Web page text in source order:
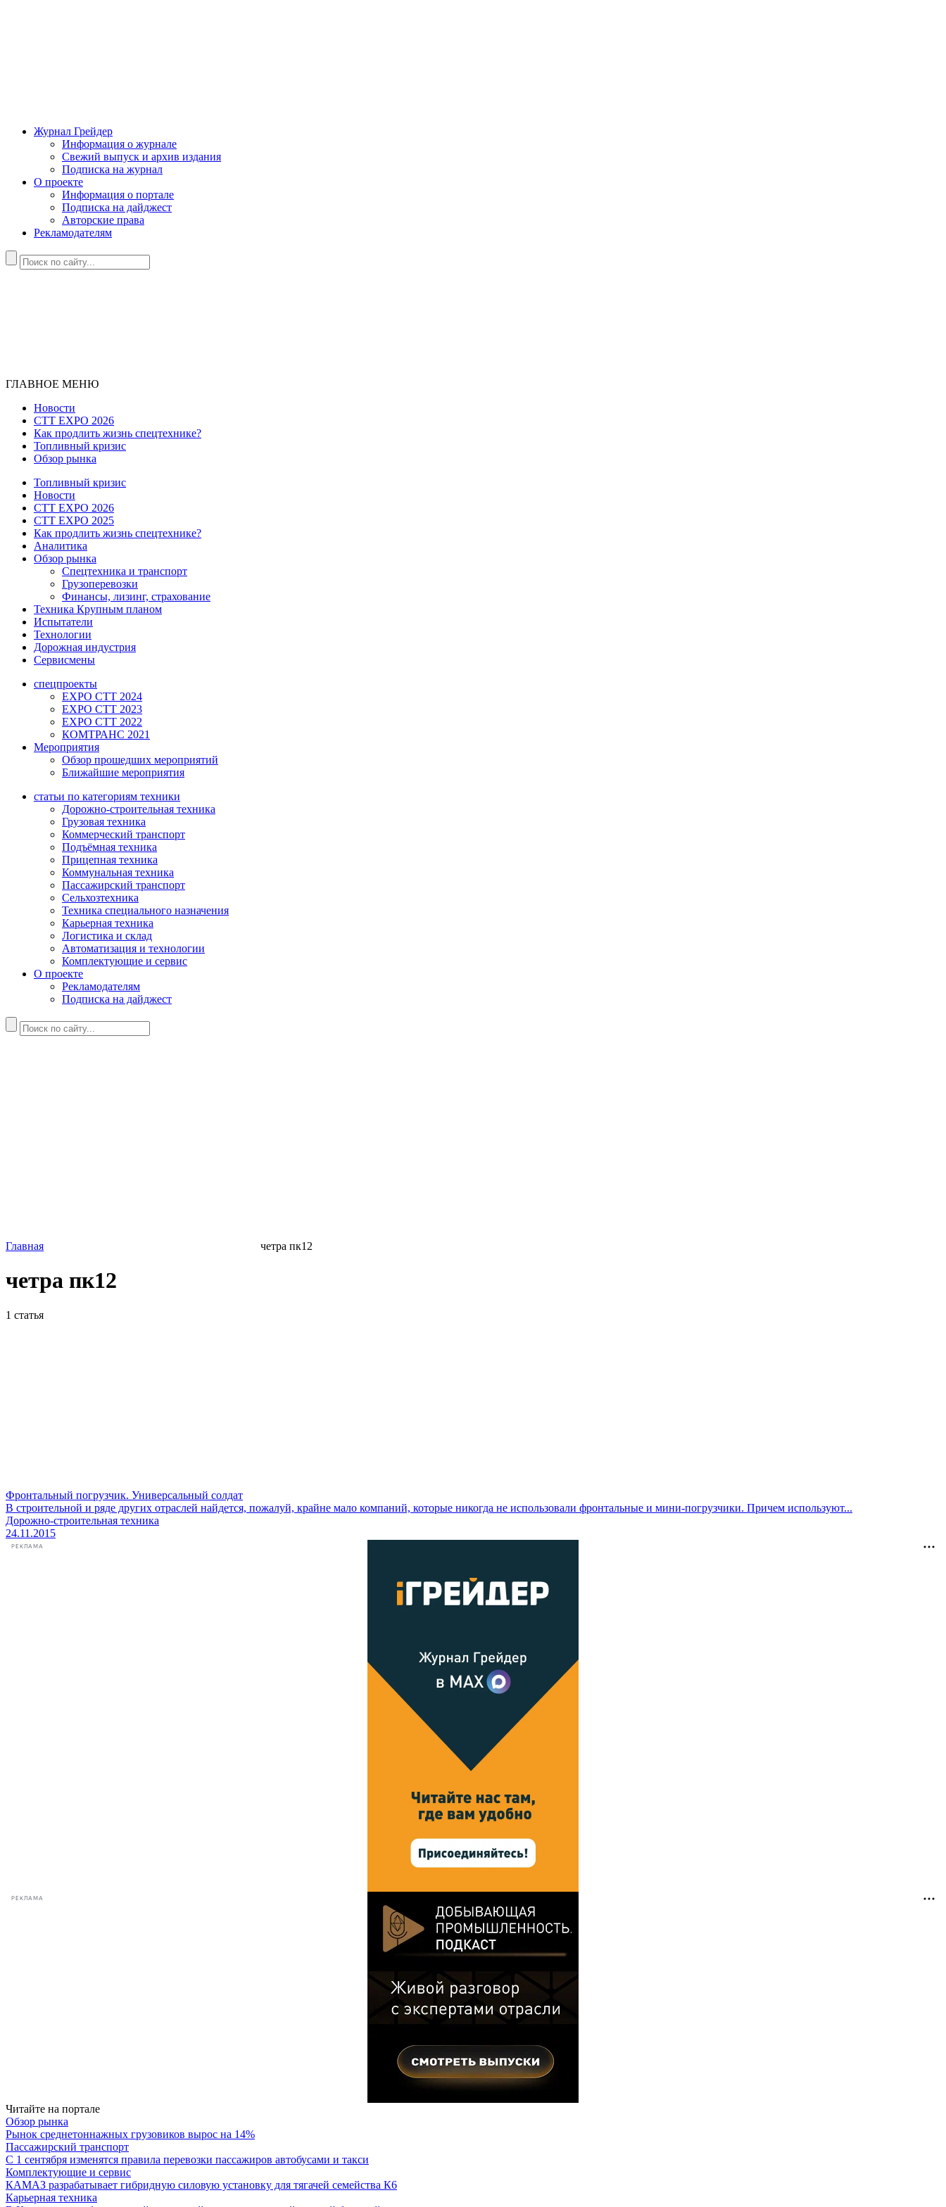
Журнал Грейдер
Информация о журнале
Свежий выпуск и архив издания
Подписка на журнал
О проекте
Информация о портале
Подписка на дайджест
Авторские права
Рекламодателям
ГЛАВНОЕ МЕНЮ
Новости
CTT EXPO 2026
Как продлить жизнь спецтехнике?
Топливный кризис
Обзор рынка
Топливный кризис
Новости
CTT EXPO 2026
CTT EXPO 2025
Как продлить жизнь спецтехнике?
Аналитика
Обзор рынка
Спецтехника и транспорт
Грузоперевозки
Финансы, лизинг, страхование
Техника Крупным планом
Испытатели
Технологии
Дорожная индустрия
Сервисмены
спецпроекты
EXPO CTT 2024
EXPO CTT 2023
EXPO CTT 2022
КОМТРАНС 2021
Мероприятия
Обзор прошедших мероприятий
Ближайшие мероприятия
статьи по категориям техники
Дорожно-строительная техника
Грузовая техника
Коммерческий транспорт
Подъёмная техника
Прицепная техника
Коммунальная техника
Пассажирский транспорт
Сельхозтехника
Техника специального назначения
Карьерная техника
Логистика и склад
Автоматизация и технологии
Комплектующие и сервис
О проекте
Рекламодателям
Подписка на дайджест
Главная четра пк12
четра пк12
1 статья
Фронтальный погрузчик. Универсальный солдат
В строительной и ряде других отраслей найдется, пожалуй, крайне мало компаний, которые никогда не использовали фронтальные и мини-погрузчики. Причем используют...
Дорожно-строительная техника
24.11.2015
РЕКЛАМА
РЕКЛАМА
Читайте на портале
Обзор рынка
Рынок среднетоннажных грузовиков вырос на 14%
Пассажирский транспорт
С 1 сентября изменятся правила перевозки пассажиров автобусами и такси
Комплектующие и сервис
КАМАЗ разрабатывает гибридную силовую установку для тягачей семейства К6
Карьерная техника